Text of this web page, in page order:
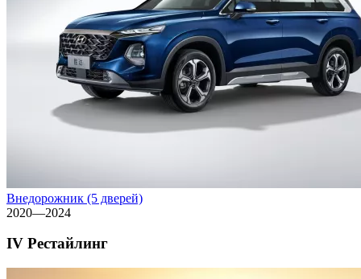
Внедорожник (5 дверей)
2020—2024
IV Рестайлинг